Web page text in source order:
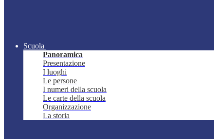
Scuola
Panoramica
Presentazione
I luoghi
Le persone
I numeri della scuola
Le carte della scuola
Organizzazione
La storia